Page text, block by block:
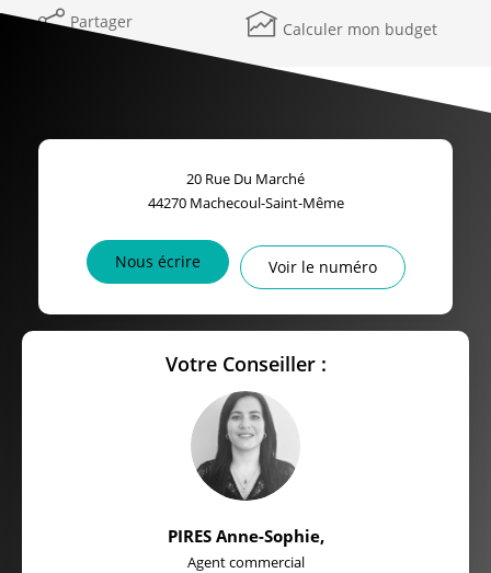
Partager Calculer mon budget
20 Rue Du Marché
44270 Machecoul-Saint-Même
Nous écrire Voir le numéro
Votre Conseiller :
PIRES Anne-Sophie,
Agent commercial